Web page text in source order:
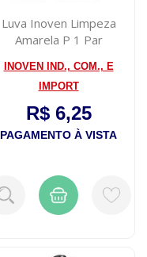
Luva Inoven Limpeza
Amarela P 1 Par
INOVEN IND., COM., E
IMPORT
R$ 6,25
PAGAMENTO À VISTA